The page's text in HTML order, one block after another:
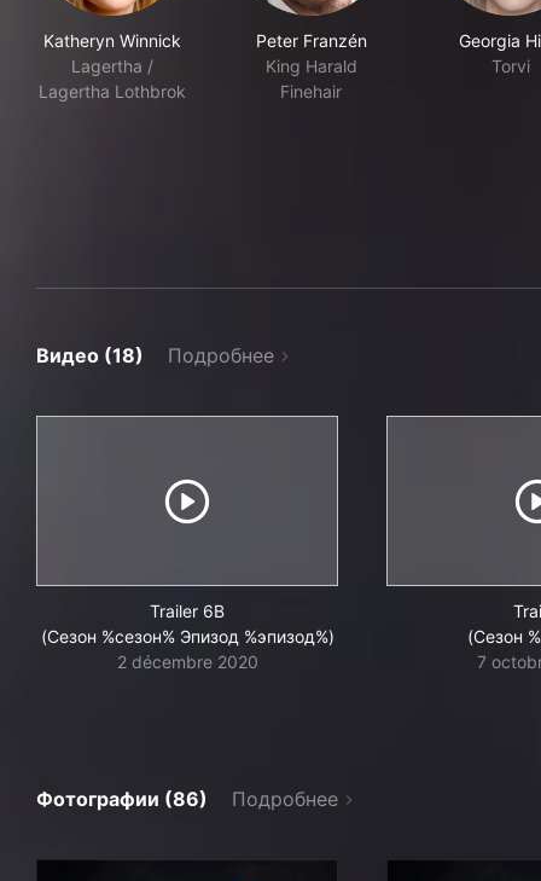
Katheryn Winnick
Lagertha /
Lagertha Lothbrok
Peter Franzén
King Harald
Finehair
Georgia
Torvi
Видео (18) Подробнее
Trailer 6B
(Сезон %сезон% Эпизод %эпизод%)
2 décembre 2020
(Сезон
7
Фотографии (86) Подробнее